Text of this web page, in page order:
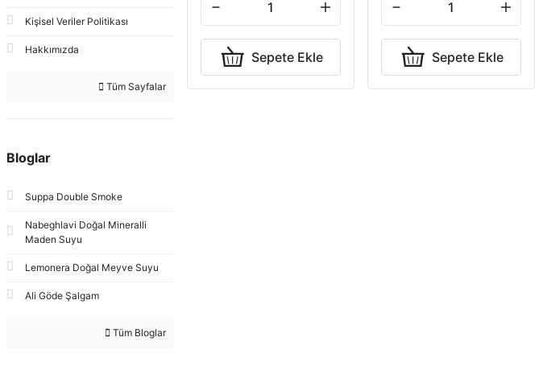
Kişisel Veriler Politikası
Hakkımızda
Tüm Sayfalar
Bloglar
Suppa Double Smoke
Nabeghlavi Doğal Mineralli
Maden Suyu
Lemonera Doğal Meyve Suyu
Ali Göde Şalgam
Tüm Bloglar
Sepete Ekle Sepete Ekle